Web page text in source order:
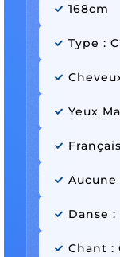
168cm
Type :
Yeux
Français
Danse :
Chant :